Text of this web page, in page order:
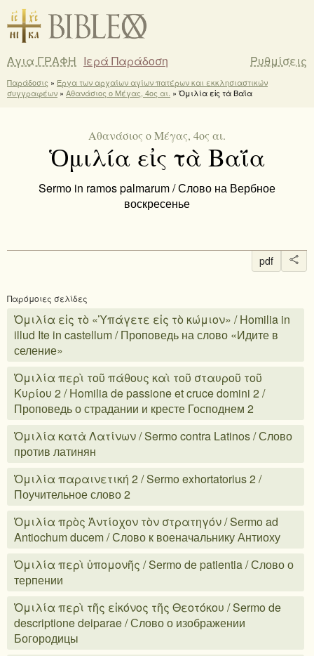
Αγια ΓΡΑΦΗ Ιερά Παράδοση Ρυθμίσεις
Παράδοσις » Έργα των αρχαίων αγίων πατέρων και εκκλησιαστικών
συγγραφέων » Αθανάσιος ο Μέγας, 4ος αι. » Ὁμιλία εἰς τὰ Βαΐα
Αθανάσιος ο Μέγας, 4ος αι.
Ὁμιλία εἰς τὰ Βαΐα
Sermo in ramos palmarum / Слово на Вербное
воскресенье
pdf
Παρόμοιες σελίδες
Ὁμιλία εἰς τὸ «Ὑπάγετε εἰς τὸ κώμιον» / Homilia in
illud Ite in castellum / Проповедь на слово «Идите в
селение»
Ὁμιλία περὶ τοῦ πάθους καὶ τοῦ σταυροῦ τοῦ
Κυρίου 2 / Homilia de passione et cruce domini 2 /
Проповедь о страдании и кресте Господнем 2
Ὁμιλία κατὰ Λατίνων / Sermo contra Latinos / Слово
против латинян
Ὁμιλία παραινετική 2 / Sermo exhortatorius 2 /
Поучительное слово 2
Ὁμιλία πρὸς Ἀντίοχον τὸν στρατηγόν / Sermo ad
Antiochum ducem / Слово к военачальнику Антиоху
Ὁμιλία περὶ ὑπομονῆς / Sermo de patientia / Слово о
терпении
Ὁμιλία περὶ τῆς εἰκόνος τῆς Θεοτόκου / Sermo de
descriptione deiparae / Слово о изображении
Богородицы